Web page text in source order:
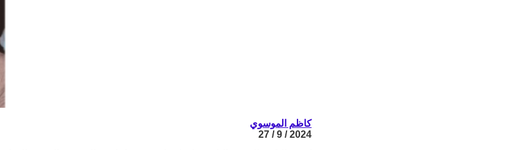
كاظم الموسوي
2024 / 9 / 27